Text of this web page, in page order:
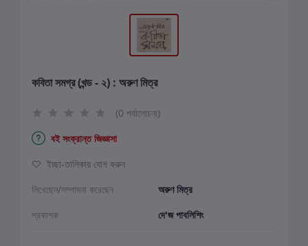
কবিতা সমগ্র (খন্ড - ২) : অরুণ মিত্র
(0 পর্যালোচনা)
বই সংক্রান্ত জিজ্ঞাসা
ইচ্ছা-তালিকায় যোগ করুন
লিখেছেন/সম্পাদনা করেছেন
অরুণ মিত্র
প্রকাশক
দে'জ পাবলিশিং